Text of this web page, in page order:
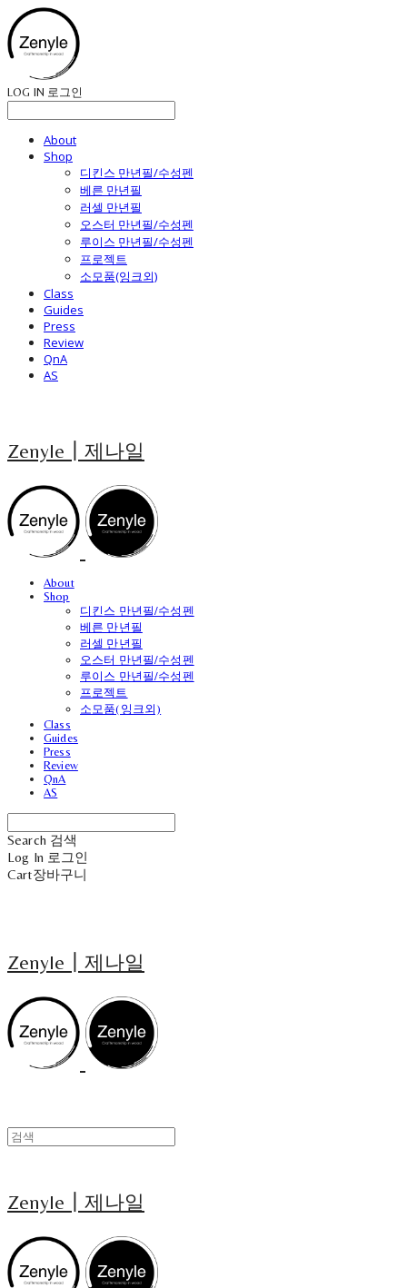
LOG IN 로그인
About
Shop
디킨스 만년필/수성펜
베른 만년필
러셀 만년필
오스터 만년필/수성펜
루이스 만년필/수성펜
프로젝트
소모품(잉크외)
Class
Guides
Press
Review
QnA
AS
Zenyle┃제나일
About
Shop
디킨스 만년필/수성펜
베른 만년필
러셀 만년필
오스터 만년필/수성펜
루이스 만년필/수성펜
프로젝트
소모품(잉크외)
Class
Guides
Press
Review
QnA
AS
Search 검색
Log In 로그인
Cart장바구니
Zenyle┃제나일
Zenyle┃제나일